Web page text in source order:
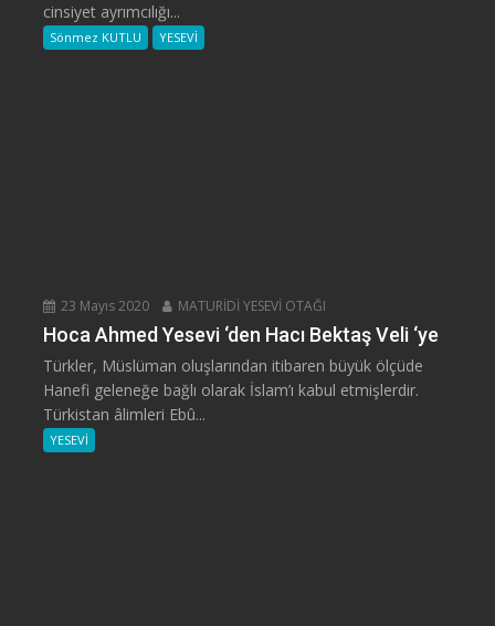
cinsiyet ayrımcılığı...
Sönmez KUTLU YESEVİ
23 Mayıs 2020 MATURİDİ YESEVİ OTAĞI
Hoca Ahmed Yesevi ‘den Hacı Bektaş Veli ‘ye
Türkler, Müslüman oluşlarından itibaren büyük ölçüde
Hanefi geleneğe bağlı olarak İslam’ı kabul etmişlerdir.
Türkistan âlimleri Ebû...
YESEVİ